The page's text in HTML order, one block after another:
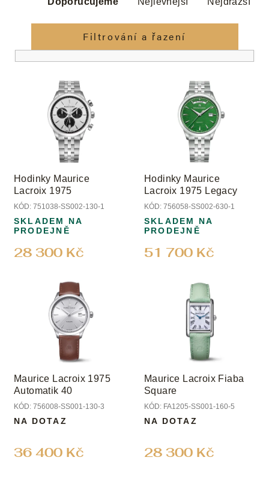
z
n
í
ů
Filtrování a řazení
o
d
u
k
ů
Hodinky Maurice
Lacroix 1975
KÓD: 751038-SS002-130-1
28 300 Kč
SKLADEM NA
PRODEJNĚ
Hodinky Maurice
Lacroix 1975 Legacy
KÓD: 756058-SS002-630-1
51 700 Kč
SKLADEM NA
PRODEJNĚ
Maurice Lacroix 1975
Automatik 40
KÓD: 756008-SS001-130-3
36 400 Kč
NA DOTAZ
Maurice Lacroix Fiaba
Square
KÓD: FA1205-SS001-160-5
28 300 Kč
NA DOTAZ